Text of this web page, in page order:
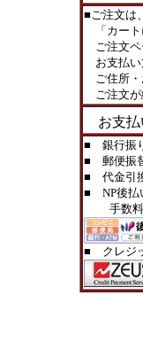
■ご注文は
「カート
ご注文ペ
お支払い
ご住所・
ご注文が
お支
■ 銀行振
■ 郵便振
■ 代金引
■ NP後払
手数料
■ クレジ